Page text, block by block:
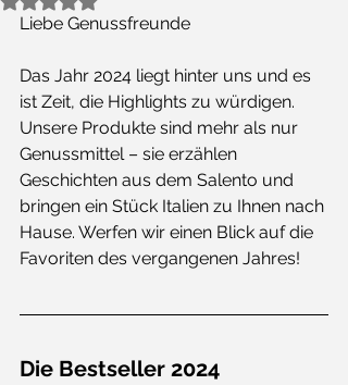
Liebe Genussfreunde
Das Jahr 2024 liegt hinter uns und es
ist Zeit, die Highlights zu würdigen.
Unsere Produkte sind mehr als nur
Genussmittel – sie erzählen
Geschichten aus dem Salento und
bringen ein Stück Italien zu Ihnen nach
Hause. Werfen wir einen Blick auf die
Favoriten des vergangenen Jahres!
Die Bestseller 2024